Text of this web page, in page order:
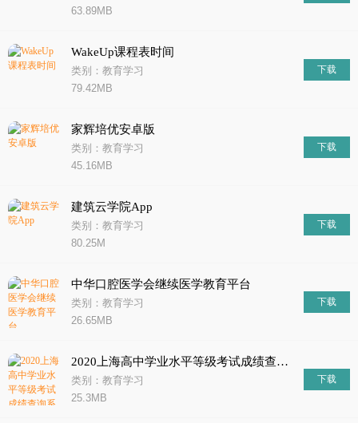
63.89MB
WakeUp课程表时间
类别：教育学习
79.42MB
下载
家辉培优安卓版
类别：教育学习
45.16MB
下载
建筑云学院App
类别：教育学习
80.25M
下载
中华口腔医学会继续医学教育平台
类别：教育学习
26.65MB
下载
2020上海高中学业水平等级考试成绩查询系统
类别：教育学习
25.3MB
下载